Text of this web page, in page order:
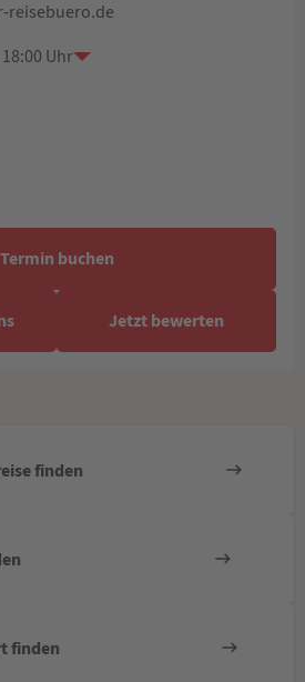
reisebuero.de
Uhr
Termin buchen
Jetzt bewerten
finden
finden